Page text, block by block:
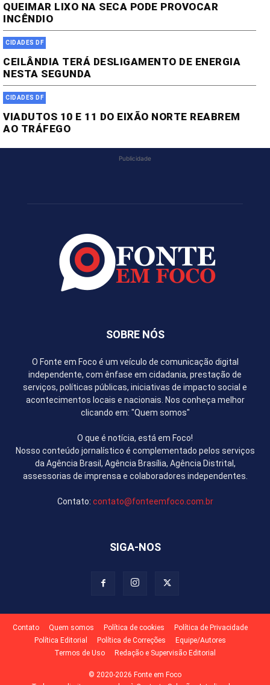
QUEIMAR LIXO NA SECA PODE PROVOCAR
INCÊNDIO
CIDADES DF
CEILÂNDIA TERÁ DESLIGAMENTO DE ENERGIA
NESTA SEGUNDA
CIDADES DF
VIADUTOS 10 E 11 DO EIXÃO NORTE REABREM
AO TRÁFEGO
Publicidade
SOBRE NÓS
O Fonte em Foco é um veículo de comunicação digital
independente, com ênfase em cidadania, prestação de
serviços, políticas públicas, iniciativas de impacto social e
acontecimentos locais e nacionais. Nos conheça melhor
clicando em: "Quem somos"
O que é notícia, está em Foco!
Nosso conteúdo jornalístico é complementado pelos serviços
da Agência Brasil, Agência Brasília, Agência Distrital,
assessorias de imprensa e colaboradores independentes.
Contato: contato@fonteemfoco.com.br
SIGA-NOS
Contato Quem somos Política de cookies
Política de Privacidade
Política Editorial
Política de Correções
Equipe/Autores
Termos de Uso
Redação e Supervisão Editorial
© 2020-2026 Fonte em Foco